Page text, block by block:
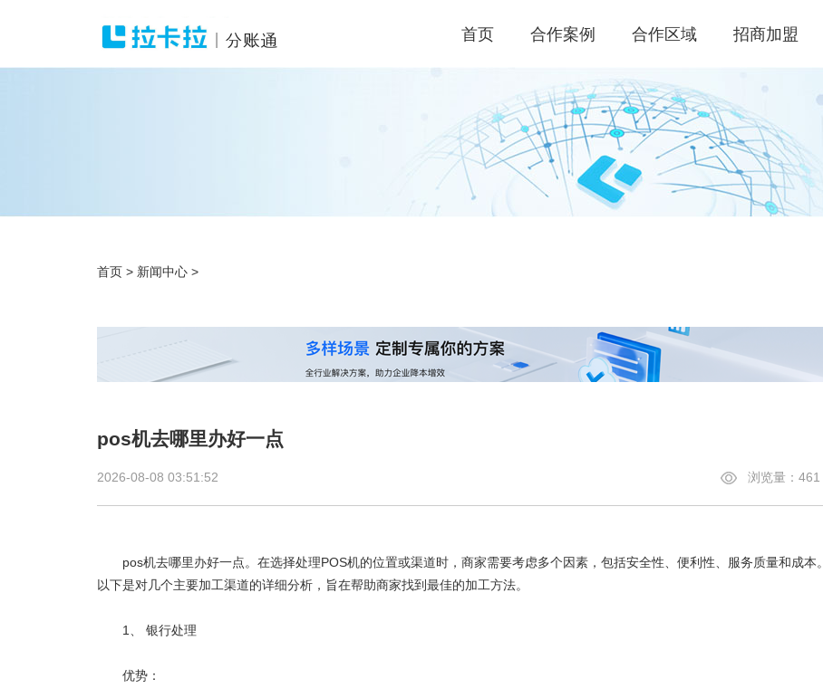
首页 合作案例 合作区域 招商加盟
首页 > 新闻中心 >
pos机去哪里办好一点
浏览量：461
2026-08-08 03:51:52
pos机去哪里办好一点。在选择处理POS机的位置或渠道时，商家需要考虑多个因素，包括安全性、便利性、服务质量和成本。
以下是对几个主要加工渠道的详细分析，旨在帮助商家找到最佳的加工方法。
1、 银行处理
优势：